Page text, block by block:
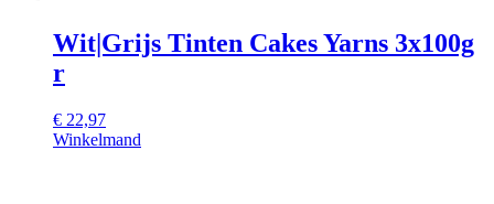
Wit|Grijs Tinten Cakes Yarns 3x100g
r
€ 22,97
Winkelmand